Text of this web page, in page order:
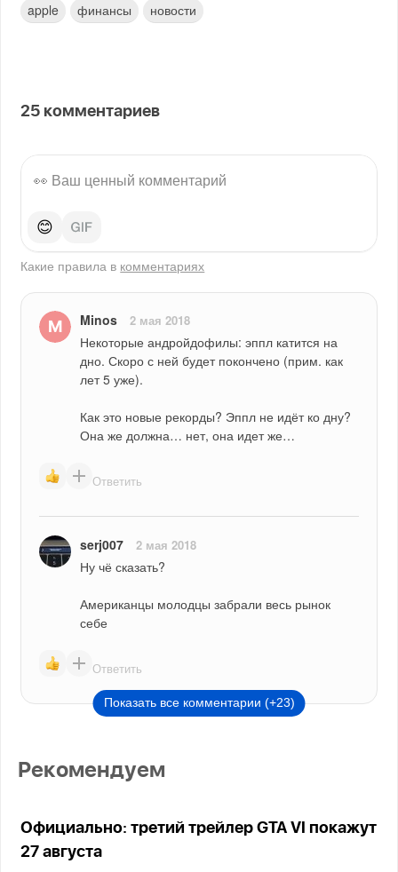
apple финансы новости
25 комментариев
😊
Какие правила в комментариях
Minos 2 мая 2018
Некоторые андройдофилы: эппл катится на
дно. Скоро с ней будет покончено (прим. как
лет 5 уже).
Как это новые рекорды? Эппл не идёт ко дну?
Она же должна… нет, она идет же…
Ответить
serj007 2 мая 2018
Ну чё сказать?
Американцы молодцы забрали весь рынок
себе
Ответить
Показать все комментарии (+23)
Рекомендуем
Официально: третий трейлер GTA VI покажут
27 августа